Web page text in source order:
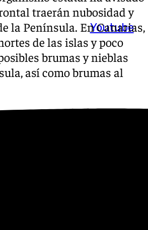
Youtube
traerán nubosidad y
la Península. En Canarias,
de las islas y poco
brumas y nieblas
así como brumas al
descenderán por el
mitad sudeste peninsular y
de provincia con
Castellón de la Plana y